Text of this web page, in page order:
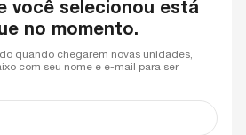
você selecionou está
no momento.
quando chegarem novas unidades,
com seu nome e e-mail para ser